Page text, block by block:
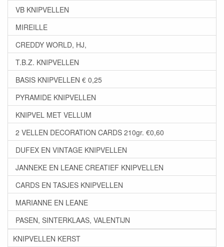
VB KNIPVELLEN
MIREILLE
CREDDY WORLD, HJ,
T.B.Z. KNIPVELLEN
BASIS KNIPVELLEN € 0,25
PYRAMIDE KNIPVELLEN
KNIPVEL MET VELLUM
2 VELLEN DECORATION CARDS 210gr. €0,60
DUFEX EN VINTAGE KNIPVELLEN
JANNEKE EN LEANE CREATIEF KNIPVELLEN
CARDS EN TASJES KNIPVELLEN
MARIANNE EN LEANE
PASEN, SINTERKLAAS, VALENTIJN
KNIPVELLEN KERST